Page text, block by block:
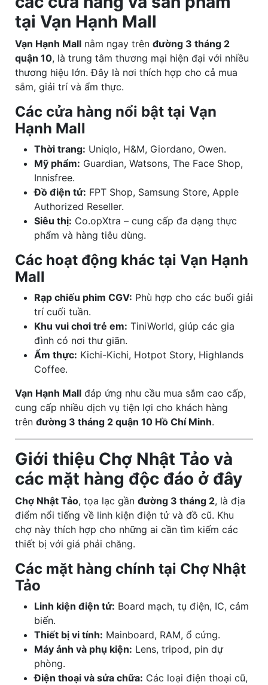
tại Vạn Hạnh Mall
Vạn Hạnh Mall nằm ngay trên đường 3 tháng 2
quận 10, là trung tâm thương mại hiện đại với nhiều
thương hiệu lớn. Đây là nơi thích hợp cho cả mua
sắm, giải trí và ẩm thực.
Các cửa hàng nổi bật tại Vạn
Hạnh Mall
Thời trang: Uniqlo, H&M, Giordano, Owen.
Mỹ phẩm: Guardian, Watsons, The Face Shop,
Innisfree.
Đồ điện tử: FPT Shop, Samsung Store, Apple
Authorized Reseller.
Siêu thị: Co.opXtra – cung cấp đa dạng thực
phẩm và hàng tiêu dùng.
Các hoạt động khác tại Vạn Hạnh
Mall
Rạp chiếu phim CGV: Phù hợp cho các buổi giải
trí cuối tuần.
Khu vui chơi trẻ em: TiniWorld, giúp các gia
đình có nơi thư giãn.
Ẩm thực: Kichi-Kichi, Hotpot Story, Highlands
Coffee.
Vạn Hạnh Mall đáp ứng nhu cầu mua sắm cao cấp,
cung cấp nhiều dịch vụ tiện lợi cho khách hàng
trên đường 3 tháng 2 quận 10 Hồ Chí Minh.
Giới thiệu Chợ Nhật Tảo và
các mặt hàng độc đáo ở đây
Chợ Nhật Tảo, tọa lạc gần đường 3 tháng 2, là địa
điểm nổi tiếng về linh kiện điện tử và đồ cũ. Khu
chợ này thích hợp cho những ai cần tìm kiếm các
thiết bị với giá phải chăng.
Các mặt hàng chính tại Chợ Nhật
Tảo
Linh kiện điện tử: Board mạch, tụ điện, IC, cảm
biến.
Thiết bị vi tính: Mainboard, RAM, ổ cứng.
Máy ảnh và phụ kiện: Lens, tripod, pin dự
phòng.
Điện thoại và sửa chữa: Các loại điện thoại cũ,